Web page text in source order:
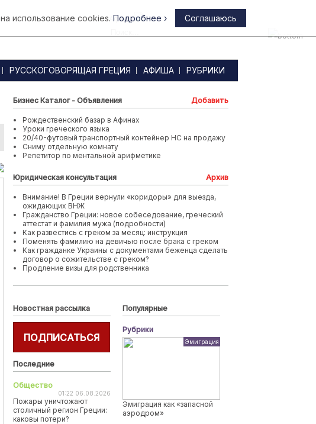
Афины
РУССКОГОВОРЯЩАЯ ГРЕЦИЯ АФИША РУБРИКИ
Бизнес Каталог - Объявления Добавить
Рождественский базар в Афинах
Уроки греческого языка
20/40-футовый транспортный контейнер HC на продажу
Сниму отдельную комнату
Репетитор по ментальной арифметике
Юридическая консультация Архив
Внимание! В Греции вернули «коридоры» для выезда,
ожидающих ВНЖ
Гражданство Греции: новое собеседование, греческий
аттестат и фамилия мужа (подробности)
Как развестись с греком за месяц: инструкция
Поменять фамилию на девичью после брака с греком
Как гражданке Украины с документами беженца сделать
договор о сожительстве с греком?
Продление визы для родственника
Новостная рассылка
ПОДПИСАТЬСЯ
Последние
Общество
01:22 06.08.2026
Пожары уничтожают
столичный регион Греции:
каковы потери?
Популярные
Рубрики
Эмиграция
Эмиграция как «запасной
аэродром»
использование cookies. Подробнее › Соглашаюсь